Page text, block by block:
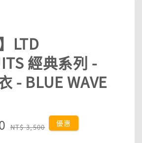
LTD
經典系列 -
- BLUE WAVE
Regular
NT$ 3,500 優惠